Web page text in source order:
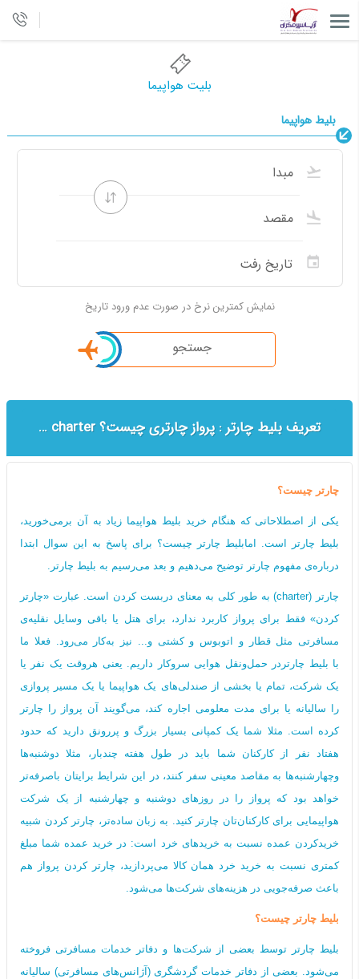
بلیت هواپیما
بلیط هواپیما
نمایش کمترین نرخ در صورت عدم ورود تاریخ
جستجو
تعریف بلیط چارتر : پرواز چارتری چیست؟ Full charter | seat charter
چارتر چیست؟
یکی از اصطلاحاتی که هنگام خرید بلیط هواپیما زیاد به آن برمی‌خورید،
بلیط چارتر است. امابلیط چارتر چیست؟ برای پاسخ به این سوال ابتدا
درباره‌ی مفهوم چارتر توضیح می‌دهیم و بعد می‌رسیم به بلیط چارتر.
چارتر (charter) به طور کلی به معنای دربست کردن است. عبارت «چارتر
کردن» فقط برای پرواز کاربرد ندارد، برای هتل یا باقی وسایل نقلیه‌ی
مسافرتی مثل قطار و اتوبوس و کشتی و... نیز به‌کار می‌رود. فعلا ما
با بلیط چارتردر حمل‌ونقل هوایی سروکار داریم. یعنی هروقت یک نفر یا
یک شرکت، تمام یا بخشی از صندلی‌های یک هواپیما یا یک مسیر پروازی
را سالیانه یا برای مدت معلومی اجاره کند، می‌گویند آن پرواز را چارتر
کرده است. مثلا شما یک کمپانی بسیار بزرگ و پررونق دارید که حدود
هفتاد نفر از کارکنان شما باید در طول هفته چندبار، مثلا دوشنبه‌ها
وچهارشنبه‌ها به مقاصد معینی سفر کنند، در این شرایط برایتان باصرفه‌تر
خواهد بود که پرواز را در روزهای دوشنبه و چهارشنبه از یک شرکت
هواپیمایی برای کارکنان‌تان چارتر کنید. به زبان ساده‌تر، چارتر کردن شبیه
خریدکردن عمده نسبت به خریدهای خرد است: در خرید عمده شما مبلغ
کمتری نسبت به خرید خرد همان کالا می‌‌پردازید، چارتر کردن پرواز هم
باعث صرفه‌جویی در هزینه‌های شرکت‌ها می‌شود.
بلیط چارتر چیست؟
بلیط چارتر توسط بعضی از شرکت‌ها و دفاتر خدمات مسافرتی فروخته
می‌شود. بعضی از دفاتر خدمات گردشگری (آژانس‌های مسافرتی) سالیانه